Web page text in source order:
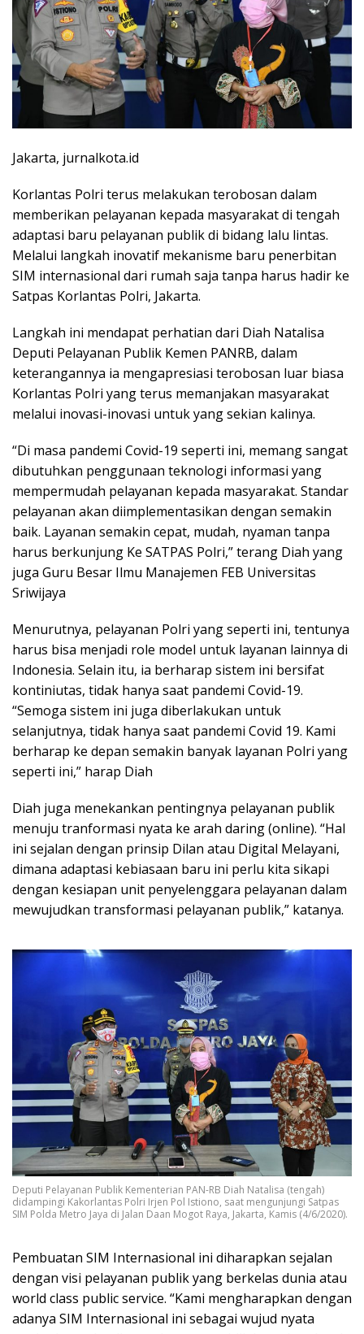
Jakarta, jurnalkota.id
Korlantas Polri terus melakukan terobosan dalam
memberikan pelayanan kepada masyarakat di tengah
adaptasi baru pelayanan publik di bidang lalu lintas.
Melalui langkah inovatif mekanisme baru penerbitan
SIM internasional dari rumah saja tanpa harus hadir ke
Satpas Korlantas Polri, Jakarta.
Langkah ini mendapat perhatian dari Diah Natalisa
Deputi Pelayanan Publik Kemen PANRB, dalam
keterangannya ia mengapresiasi terobosan luar biasa
Korlantas Polri yang terus memanjakan masyarakat
melalui inovasi-inovasi untuk yang sekian kalinya.
“Di masa pandemi Covid-19 seperti ini, memang sangat
dibutuhkan penggunaan teknologi informasi yang
mempermudah pelayanan kepada masyarakat. Standar
pelayanan akan diimplementasikan dengan semakin
baik. Layanan semakin cepat, mudah, nyaman tanpa
harus berkunjung Ke SATPAS Polri,” terang Diah yang
juga Guru Besar Ilmu Manajemen FEB Universitas
Sriwijaya
Menurutnya, pelayanan Polri yang seperti ini, tentunya
harus bisa menjadi role model untuk layanan lainnya di
Indonesia. Selain itu, ia berharap sistem ini bersifat
kontiniutas, tidak hanya saat pandemi Covid-19.
“Semoga sistem ini juga diberlakukan untuk
selanjutnya, tidak hanya saat pandemi Covid 19. Kami
berharap ke depan semakin banyak layanan Polri yang
seperti ini,” harap Diah
Diah juga menekankan pentingnya pelayanan publik
menuju tranformasi nyata ke arah daring (online). “Hal
ini sejalan dengan prinsip Dilan atau Digital Melayani,
dimana adaptasi kebiasaan baru ini perlu kita sikapi
dengan kesiapan unit penyelenggara pelayanan dalam
mewujudkan transformasi pelayanan publik,” katanya.
Deputi Pelayanan Publik Kementerian PAN-RB Diah Natalisa (tengah)
didampingi Kakorlantas Polri Irjen Pol Istiono, saat mengunjungi Satpas
SIM Polda Metro Jaya di Jalan Daan Mogot Raya, Jakarta, Kamis (4/6/2020).
Pembuatan SIM Internasional ini diharapkan sejalan
dengan visi pelayanan publik yang berkelas dunia atau
world class public service. “Kami mengharapkan dengan
adanya SIM Internasional ini sebagai wujud nyata